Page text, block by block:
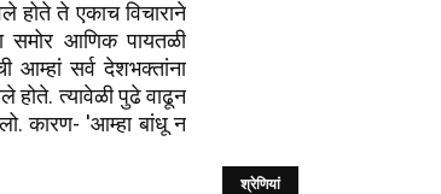
होते ते एकाच विचाराने
समोर आणिक पायतळी
आम्हां सर्व देशभक्तांना
होते. त्यावेळी पुढे वाढून
कारण- 'आम्हा बांधू न
श्रेणियां